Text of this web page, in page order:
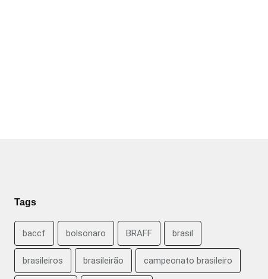
Tags
baccf bolsonaro BRAFF brasil
brasileiros brasileirão campeonato brasileiro